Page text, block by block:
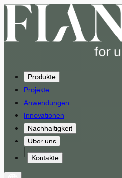
Produkte
Projekte
Anwendungen
Innovationen
Nachhaltigkeit
Über uns
Kontakte